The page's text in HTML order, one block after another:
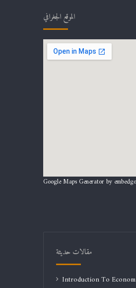
الموقع الجغرافي
Google Maps Generator by
مقالات حديثة
Introduction To